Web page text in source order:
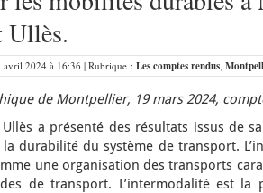
Ullès.
avril 2024 à 16:36 | Rubrique : Les comptes rendus,
de Montpellier, 19 mars 2024,
Ullès a présenté des résultats issus de
la durabilité du système de transport.
une organisation des transports
de transport. L’intermodalité est